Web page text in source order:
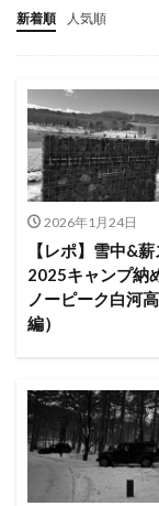
新着順 人気順
2026年1月24日
【レポ】雪中&
2025キャンプ納
ノーピーク白河
編）
RV RESORT 猪
メープル那須
キャンプ・ア
スノーピーク
Nikon
ACNあぶくま
ほとりの遊び
春キャンプ
キャンプ場選
グランディ羽
前が岳アウト